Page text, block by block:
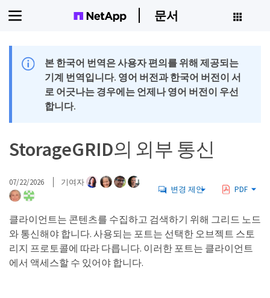
문서
본 한국어 번역은 사용자 편의를 위해 제공되는
기계 번역입니다. 영어 버전과 한국어 버전이 서
로 어긋나는 경우에는 언제나 영어 버전이 우선
합니다.
StorageGRID의 외부 통신
07/22/2026 기여자
변경 제안 PDF
클라이언트는 콘텐츠를 수집하고 검색하기 위해 그리드 노드
와 통신해야 합니다. 사용되는 포트는 선택한 오브젝트 스토
리지 프로토콜에 따라 다릅니다. 이러한 포트는 클라이언트
에서 액세스할 수 있어야 합니다.